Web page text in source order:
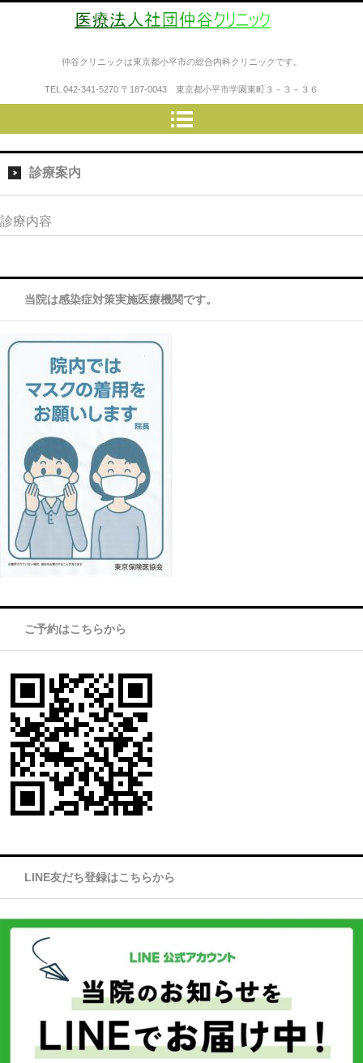
医療法人社団仲谷クリニック
仲谷クリニックは東京都小平市の総合内科クリニックです。
TEL. 042-341-5270 〒187-0043 東京都小平市学園東町３－３－３６
診療案内
診療内容
当院は感染症対策実施医療機関です。
ご予約はこちらから
LINE友だち登録はこちらから